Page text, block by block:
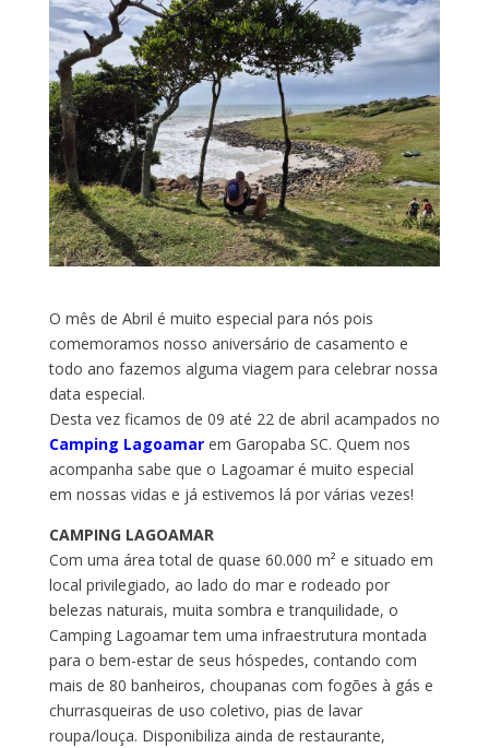
O mês de Abril é muito especial para nós pois
comemoramos nosso aniversário de casamento e
todo ano fazemos alguma viagem para celebrar nossa
data especial.
Desta vez ficamos de 09 até 22 de abril acampados no
Camping Lagoamar em Garopaba SC. Quem nos
acompanha sabe que o Lagoamar é muito especial
em nossas vidas e já estivemos lá por várias vezes!
CAMPING LAGOAMAR
Com uma área total de quase 60.000 m² e situado em
local privilegiado, ao lado do mar e rodeado por
belezas naturais, muita sombra e tranquilidade, o
Camping Lagoamar tem uma infraestrutura montada
para o bem-estar de seus hóspedes, contando com
mais de 80 banheiros, choupanas com fogões à gás e
churrasqueiras de uso coletivo, pias de lavar
roupa/louça. Disponibiliza ainda de restaurante,